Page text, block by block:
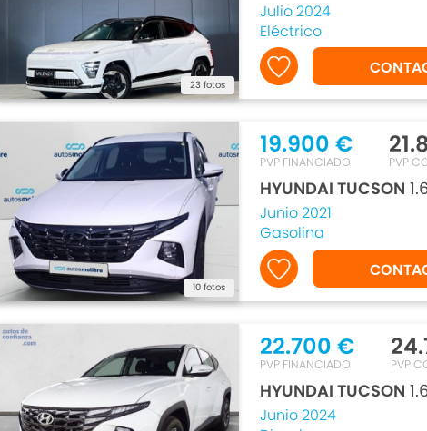
23 fotos
Julio 2024
Eléctrico
10 fotos
19.900 €
PVP FINANCIADO PVP
HYUNDAI TUCSON
Junio 2021
Gasolina
22.700 €
PVP FINANCIADO PVP
HYUNDAI TUCSON
Junio 2024